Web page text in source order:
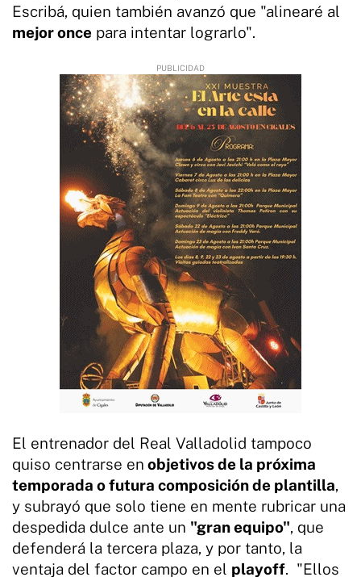
Escribá, quien también avanzó que "alinearé al
mejor once para intentar lograrlo".
El entrenador del Real Valladolid tampoco
quiso centrarse en objetivos de la próxima
temporada o futura composición de plantilla,
y subrayó que solo tiene en mente rubricar una
despedida dulce ante un "gran equipo", que
defenderá la tercera plaza, y por tanto, la
ventaja del factor campo en el playoff. "Ellos